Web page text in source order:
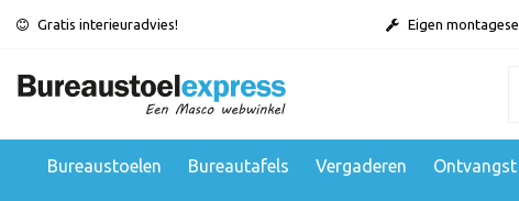
Gratis interieuradvies! Eigen
Bureaustoelen Bureautafels Vergaderen Ontvangst